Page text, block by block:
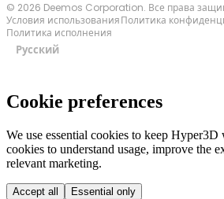
© 2026 Deemos Corporation. Все права
Условия использованияПолитика
Политика исполнения
Русский
Cookie preferences
We use essential cookies to keep
cookies to understand usage, improve the
relevant marketing.
Accept all
Essential only